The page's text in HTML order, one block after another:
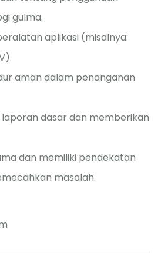
gulma.
aplikasi (misalnya:
aman dalam penanganan
dasar dan memberikan
dan memiliki pendekatan
masalah.